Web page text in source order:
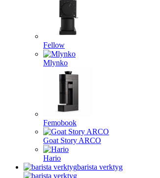
Fellow
Mlynko
Femobook
Goat Story ARCO
Hario
barista verktyg